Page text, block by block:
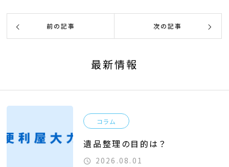
前の記事 次の記事
最新情報
コラム
遺品整理の目的は？
2026.08.01